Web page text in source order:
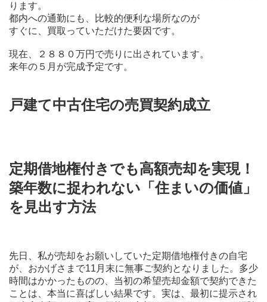
ります。
都内への通勤にも、比較的便利な場所なのが
すぐに、買取っていただけた要因です。
現在、２８８０万円で売りに出されています。
来年の５月が完成予定です。
戸建て中古住宅の売買契約成立
定期借地権付きでも高額売却を実現！
築年数に捉われない「住まいの価値」
を見出す方法
先日、私が売却をお願いしていた定期借地権付きの自宅
が、おかげさまで11月末に無事ご契約となりました。多少
時間はかかったものの、当初の希望売却金額で契約できた
ことは、本当に喜ばしい結果です。実は、最初に提示され